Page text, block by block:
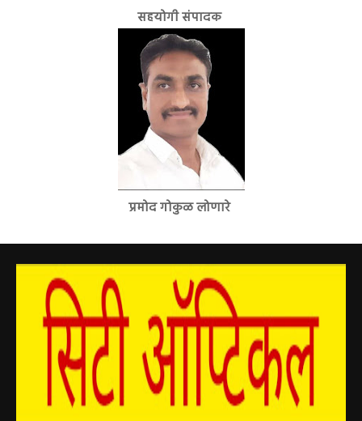
सहयोगी संपादक
प्रमोद गोकुळ लोणारे